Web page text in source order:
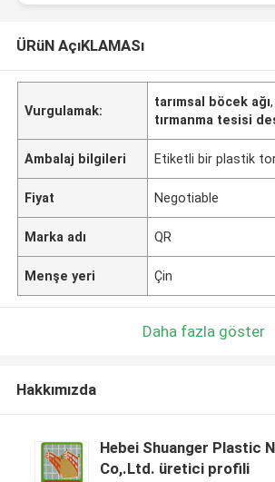
ÜRüN AçıKLAMASı
Vurgulamak:
tarımsal böcek ağı,
tırmanma tesisi
Ambalaj bilgileri Etiketli bir plastik
Fiyat Negotiable
Marka adı QR
Menşe yeri Çin
Daha fazla göster
Hakkımızda
Hebei Shuanger Plastic
Co,.Ltd. üretici profili